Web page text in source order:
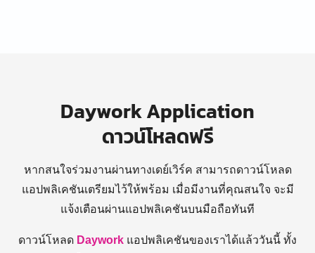
Daywork Application
ดาวน์โหลดฟรี
หากสนใจร่วมงานผ่านทางเดย์เวิร์ค สามารถดาวน์โหลด
แอปพลิเคชันเตรียมไว้ให้พร้อม เมื่อมีงานที่คุณสนใจ จะมี
แจ้งเตือนผ่านแอปพลิเคชันบนมือถือทันที
ดาวน์โหลด Daywork แอปพลิเคชันของเราได้แล้ววันนี้ ทั้ง